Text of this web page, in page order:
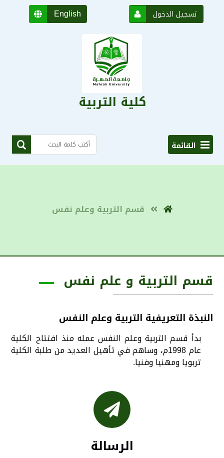
English تسجيل الدخول
كلية التربية
القائمة
قسم التربية وعلم نفس
قسم التربية و علم نفس
النبذة التعريفية التربية وعلم النفس
بدأ قسم التربية وعلم النفس عمله منذ افتتاح الكلية
عام 1998م، وساهم في تأهيل العديد من طلبة الكلية
تربويا ومهنيا وفنيا.
الرسالة